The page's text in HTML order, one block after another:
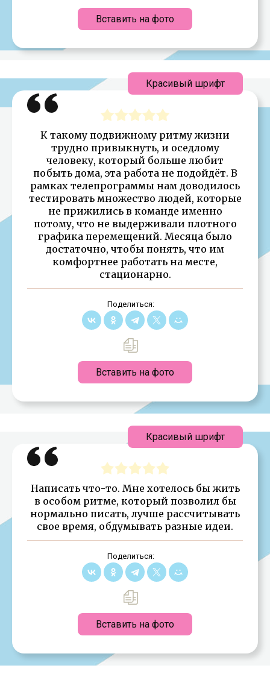
Вставить на фото
К такому подвижному ритму жизни
трудно привыкнуть, и оседлому
человеку, который больше любит
побыть дома, эта работа не подойдёт. В
рамках телепрограммы нам доводилось
тестировать множество людей, которые
не прижились в команде именно
потому, что не выдерживали плотного
графика перемещений. Месяца было
достаточно, чтобы понять, что им
комфортнее работать на месте,
стационарно.
Поделиться:
Вставить на фото
Красивый шрифт
Написать что-то. Мне хотелось бы жить
в особом ритме, который позволил бы
нормально писать, лучше рассчитывать
свое время, обдумывать разные идеи.
Поделиться:
Вставить на фото
Красивый шрифт